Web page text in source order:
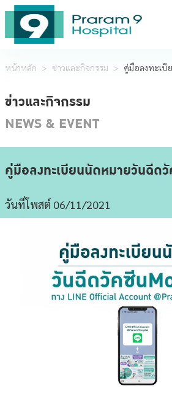
หน้าหลัก > ข่าวและกิจกรรม >
ข่าวและกิจกรรม
NEWS & EVENT
คู่มือลงทะเบียนนัดหมายวันฉีด
วันที่โพสต์ 06/11/2021